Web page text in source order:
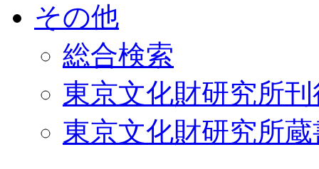
その他
総合検索
東京文化財研究所
東京文化財研究所